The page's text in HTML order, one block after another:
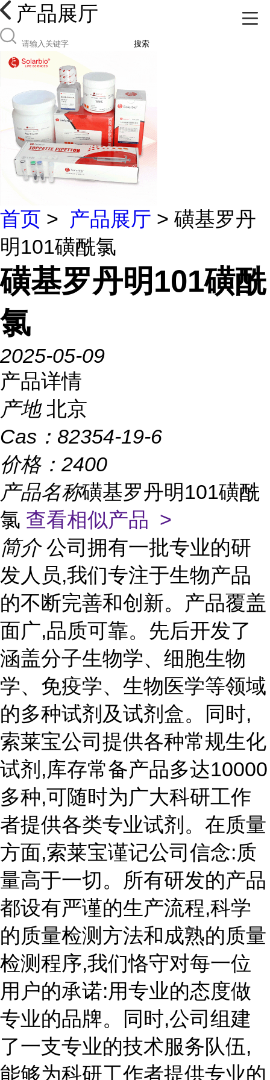
产品展厅
搜索
首页 > 产品展厅 > 磺基罗丹
明101磺酰氯
磺基罗丹明101磺酰
氯
2025-05-09
产品详情
产地 北京
Cas： 82354-19-6
价格： 2400
产品名称磺基罗丹明101磺酰
氯 查看相似产品 >
简介 公司拥有一批专业的研
发人员,我们专注于生物产品
的不断完善和创新。产品覆盖
面广,品质可靠。先后开发了
涵盖分子生物学、细胞生物
学、免疫学、生物医学等领域
的多种试剂及试剂盒。同时,
索莱宝公司提供各种常规生化
试剂,库存常备产品多达10000
多种,可随时为广大科研工作
者提供各类专业试剂。在质量
方面,索莱宝谨记公司信念:质
量高于一切。所有研发的产品
都设有严谨的生产流程,科学
的质量检测方法和成熟的质量
检测程序,我们恪守对每一位
用户的承诺:用专业的态度做
专业的品牌。同时,公司组建
了一支专业的技术服务队伍,
能够为科研工作者提供专业的